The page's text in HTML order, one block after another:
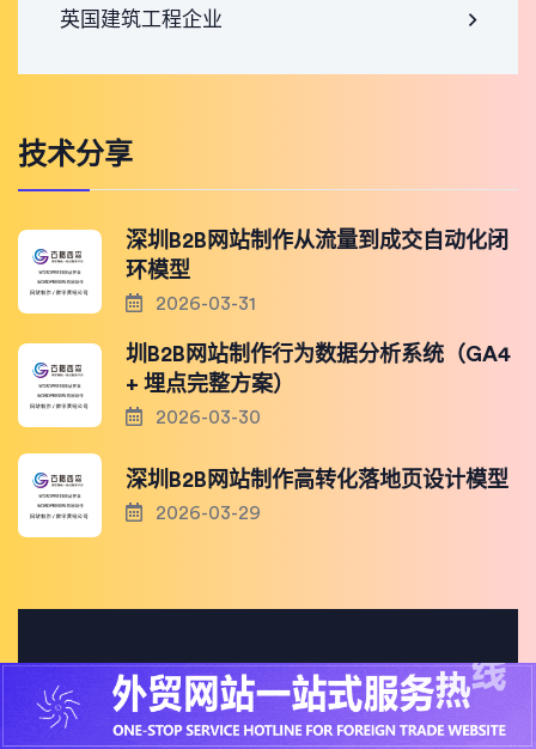
英国建筑工程企业
技术分享
深圳B2B网站制作从流量到成交自动化闭
环模型
2026-03-31
圳B2B网站制作行为数据分析系统（GA4
+ 埋点完整方案）
2026-03-30
深圳B2B网站制作高转化落地页设计模型
2026-03-29
Ricky L. Simpson
Web Designer